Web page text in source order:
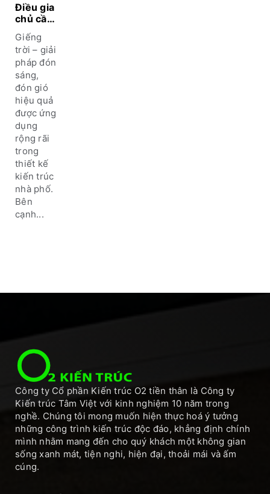
Điều gia
chủ cần
lường
trước
được khi
xây
giếng
trời
Giếng
trời – giải
pháp đón
sáng,
đón gió
hiệu quả
được ứng
dụng
rộng rãi
trong
thiết kế
kiến trúc
nhà phố.
Bên
cạnh...
Công ty Cổ phần Kiến trúc O2 tiền thân là Công ty
Kiến trúc Tâm Việt với kinh nghiệm 10 năm trong
nghề. Chúng tôi mong muốn hiện thực hoá ý tưởng
những công trình kiến trúc độc đáo, khẳng định chính
mình nhằm mang đến cho quý khách một không gian
sống xanh mát, tiện nghi, hiện đại, thoải mái và ấm
cúng.